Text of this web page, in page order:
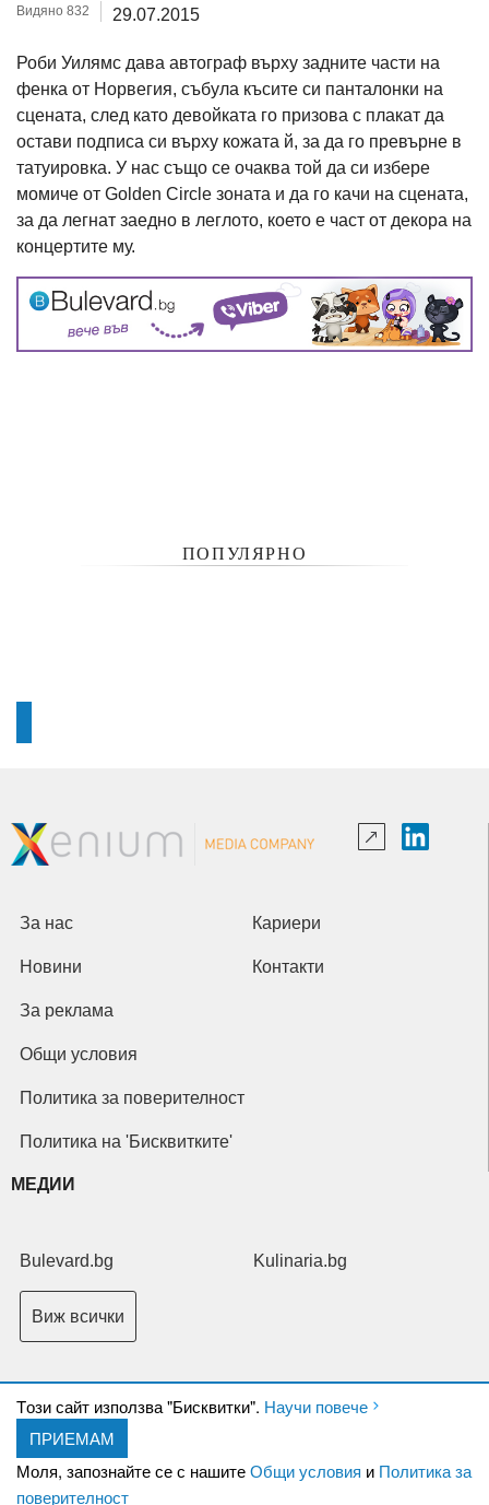
Видяно 832 29.07.2015
Роби Уилямс дава автограф върху задните части на
фенка от Норвегия, събула късите си панталонки на
сцената, след като девойката го призова с плакат да
остави подписа си върху кожата й, за да го превърне в
татуировка. У нас също се очаква той да си избере
момиче от Golden Circle зоната и да го качи на сцената,
за да легнат заедно в леглото, което е част от декора на
концертите му.
ПОПУЛЯРНО
Tози сайт използва "Бисквитки". Научи повече
ПРИЕМАМ
Моля, запознайте се с нашитеОбщи условия и Политика за
поверителност
За нас Кариери
Новини Контакти
За реклама
Общи условия
Политика за поверителност
Политика на 'Бисквитките'
МЕДИИ
Bulevard.bg Kulinaria.bg
Виж всички
Copyright © 2026 Ксениум ООД. Всички права запазени.
XeniumCompany.com